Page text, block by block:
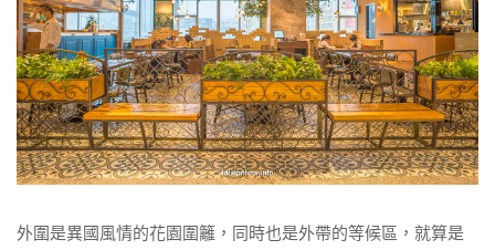
外圍是異國風情的花園圍籬，同時也是外帶的等候區，就算是